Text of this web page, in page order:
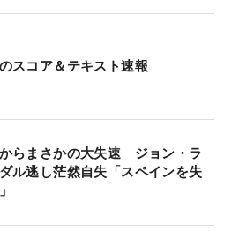
内にいたが、17番からまたも
の急ブレーキで5位タイに終
ゴルフへ電撃移籍。契約金
ており、今年5月に発表され
、サッカーの英雄クリステ
スコア＆テキスト速報
らまさかの大失速 ジョン・ラ
ル逃し茫然自失「スペインを失